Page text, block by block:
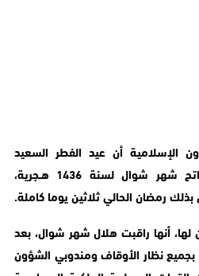
الإسلامية أن عيد الفطر السعيد
بالمغرب هو يوم السبت، فاتح شهر شوال لسنة 1436 هـجرية،
لها، أنها راقبت هلال شهر شوال، بعد
نظار الأوقاف ومندوبي الشؤون